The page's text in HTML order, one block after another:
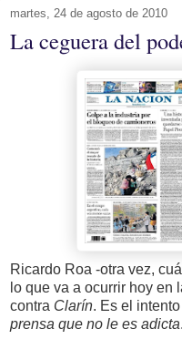
martes, 24 de agosto de 2010
La ceguera del
Ricardo Roa -otra vez,
lo que va a ocurrir hoy en
contra Clarín. Es el
prensa que no le es adicta